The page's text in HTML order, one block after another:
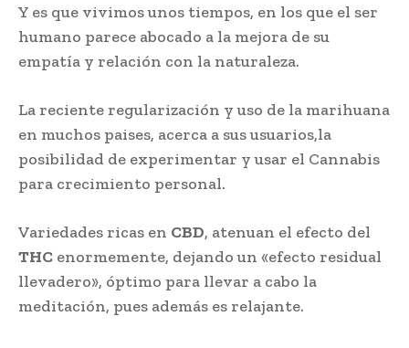
Y es que vivimos unos tiempos, en los que el ser
humano parece abocado a la mejora de su
empatía y relación con la naturaleza.
La reciente regularización y uso de la marihuana
en muchos paises, acerca a sus usuarios,la
posibilidad de experimentar y usar el Cannabis
para crecimiento personal.
Variedades ricas en CBD, atenuan el efecto del
THC enormemente, dejando un «efecto residual
llevadero», óptimo para llevar a cabo la
meditación, pues además es relajante.